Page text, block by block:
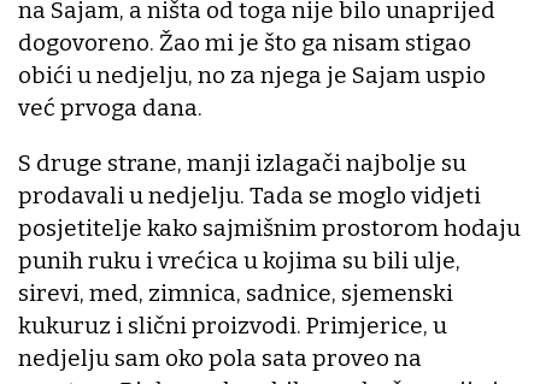
na Sajam, a ništa od toga nije bilo unaprijed
dogovoreno. Žao mi je što ga nisam stigao
obići u nedjelju, no za njega je Sajam uspio
već prvoga dana.
S druge strane, manji izlagači najbolje su
prodavali u nedjelju. Tada se moglo vidjeti
posjetitelje kako sajmišnim prostorom hodaju
punih ruku i vrećica u kojima su bili ulje,
sirevi, med, zimnica, sadnice, sjemenski
kukuruz i slični proizvodi. Primjerice, u
nedjelju sam oko pola sata proveo na